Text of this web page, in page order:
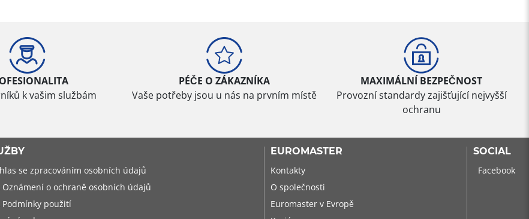
k vašim službám
PÉČE O ZÁKAZNÍKA
Vaše potřeby jsou u nás na prvním místě
MAXIMÁLNÍ BEZPEČNOST
Provozní standardy zajišťující nejvyšší
ochranu
se zpracováním osobních údajů
Oznámení o ochraně osobních údajů
Podmínky použití
EUROMASTER
Kontakty
O společnosti
Euromaster v Evropě
SOCIAL
Facebook